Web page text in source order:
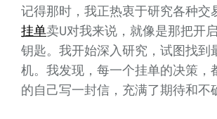
记得那时，我正热衷于研究各种交
挂单卖U对我来说，就像是那把开
钥匙。我开始深入研究，试图找到
机。我发现，每一个挂单的决策，
的自己写一封信，充满了期待和不